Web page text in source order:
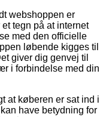
webshoppen er
tegn på at internet
med den officielle
løbende kigges til
giver dig genvej til
i forbindelse med din
at køberen er sat ind i
have betydning for